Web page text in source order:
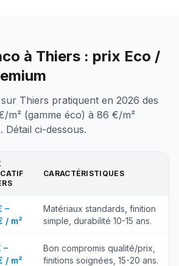
à Thiers : prix Eco /
Thiers pratiquent en 2026 des
m² (gamme éco) à 86 €/m²
Détail ci-dessous.
CARACTÉRISTIQUES
–
/ m²
Matériaux standards, finition
simple, durabilité 10-15 ans.
–
/ m²
Bon compromis qualité/prix,
finitions soignées, 15-20 ans.